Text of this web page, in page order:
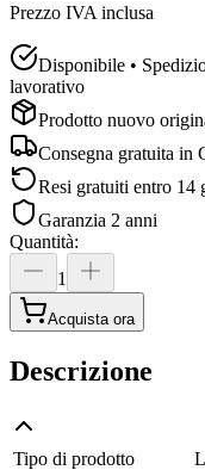
Prezzo IVA inclusa
Disponibile •
lavorativo
Prodotto nuovo
Consegna gratuita in
Resi gratuiti entro 14
Garanzia 2 anni
Quantità:
1
Acquista ora
Descrizione
Tipo di prodotto